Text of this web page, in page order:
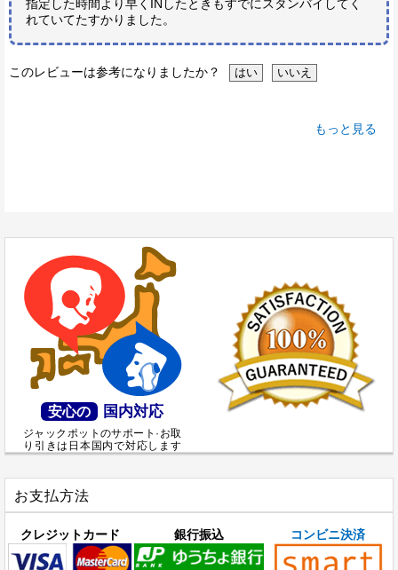
指定した時間より早くINしたときもすでにスタンバイしてく
れていてたすかりました。
このレビューは参考になりましたか？
もっと見る
安心の 国内対応
ジャックポットのサポート·お取
り引きは日本国内で対応します
お支払方法
クレジットカード 銀行振込 コンビニ決済